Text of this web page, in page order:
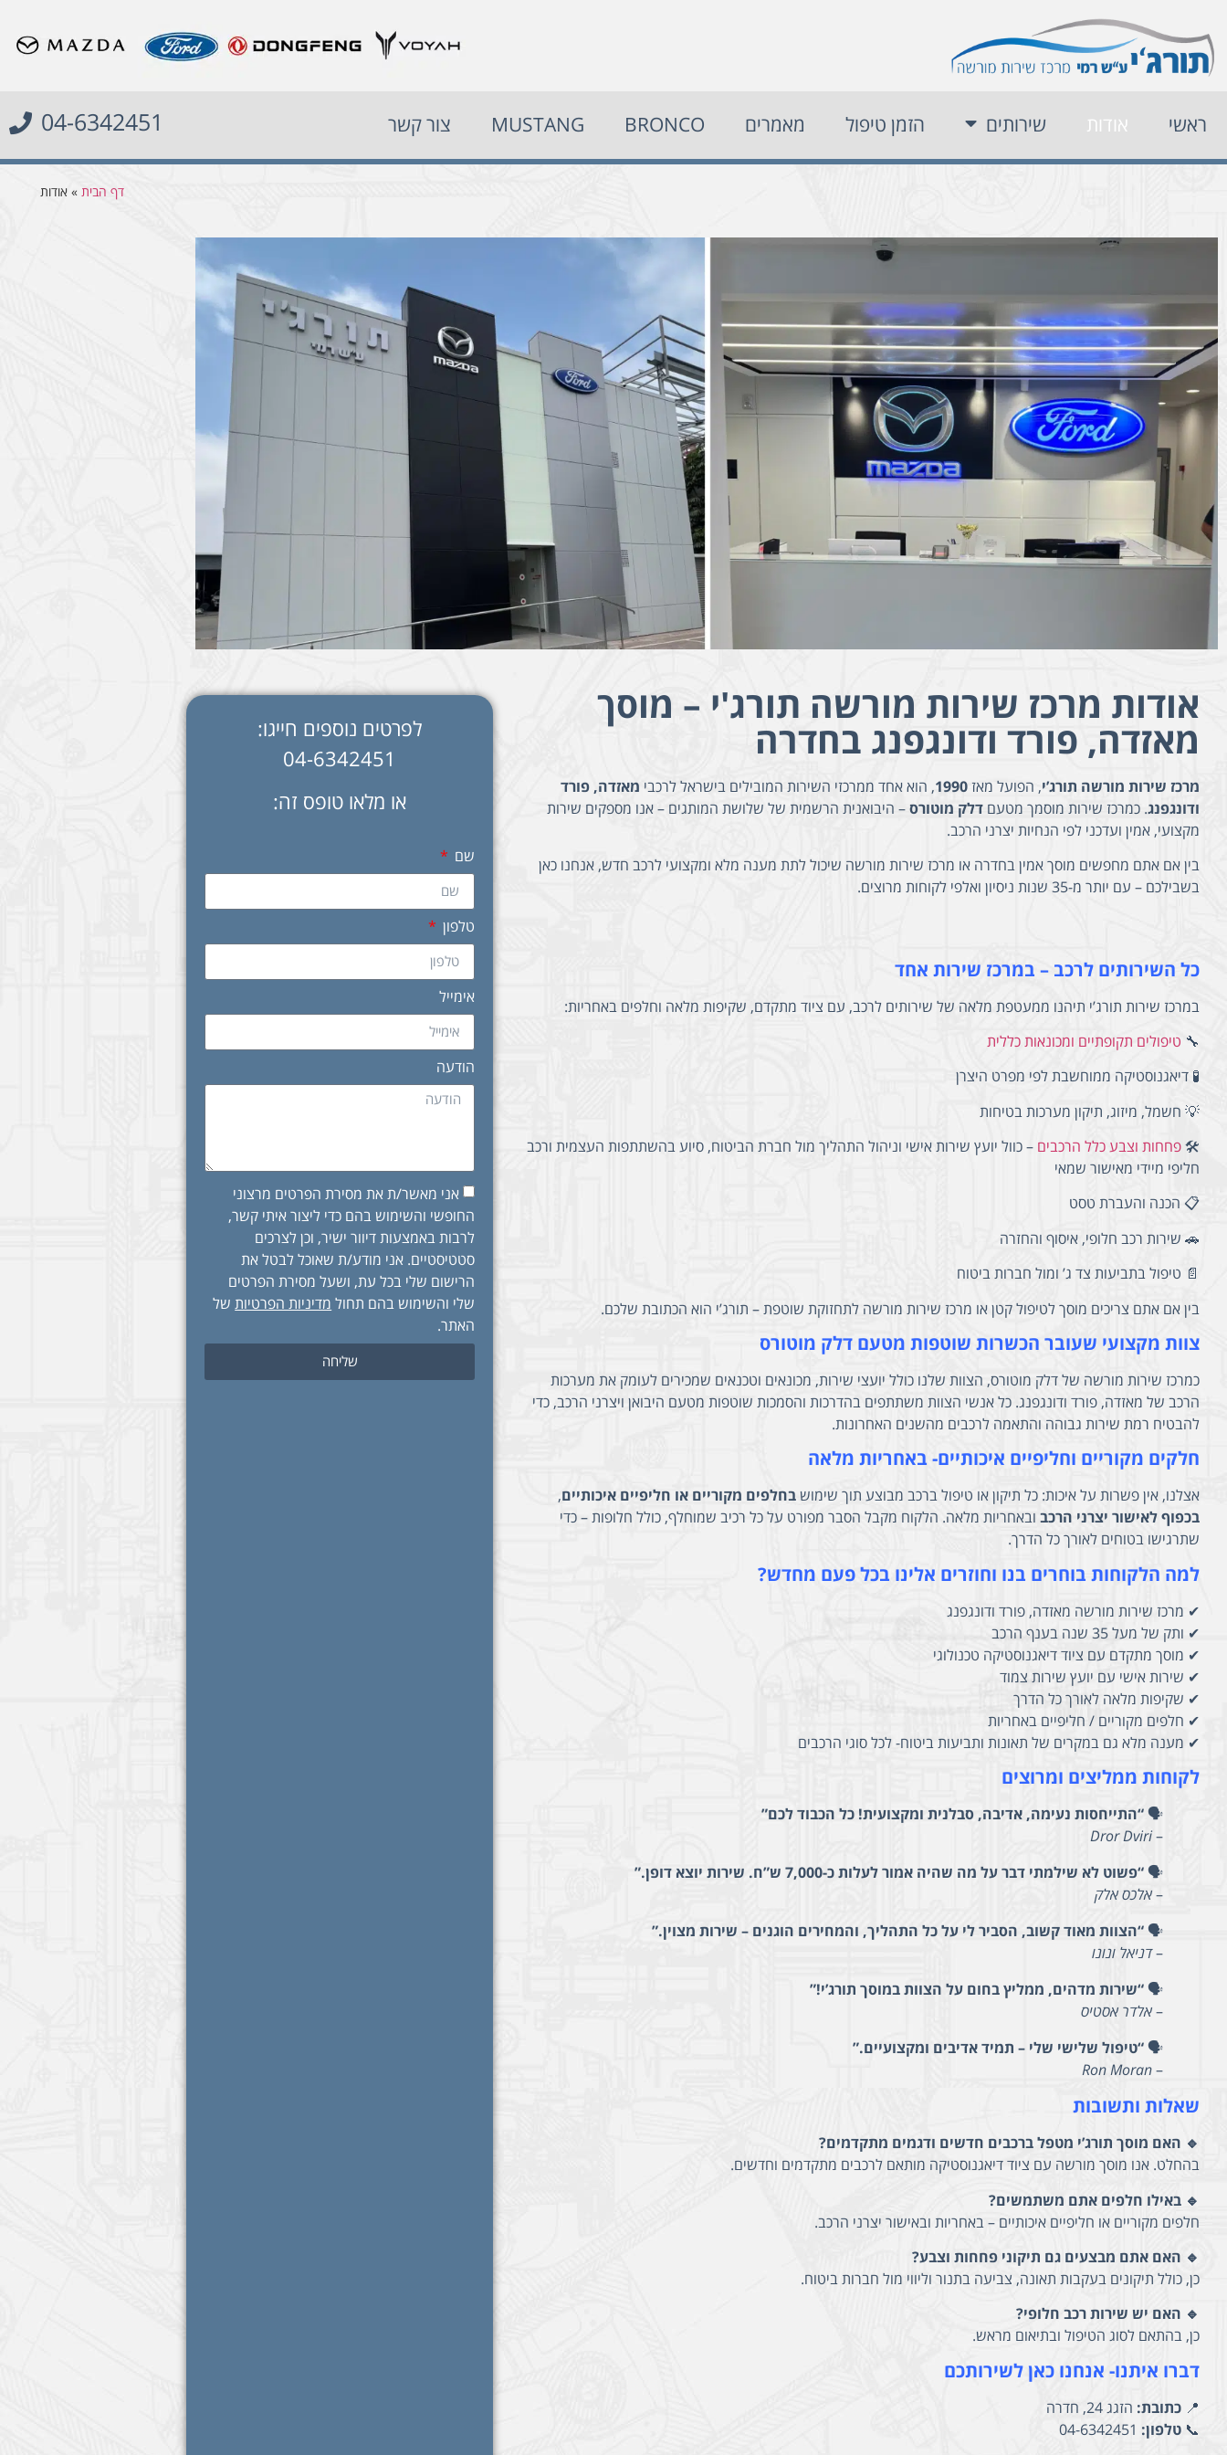
ראשי אודות שירותים הזמן טיפול מאמרים BRONCO
MUSTANG צור קשר 04-6342451
דף הבית » אודות
אודות מרכז שירות מורשה תורג'י – מוסך
מאזדה, פורד ודונגפנג בחדרה
מרכז שירות מורשה תורג’י, הפועל מאז1990, הוא אחד ממרכזי השירות המובילים בישראל לרכבי מאזדה, פורד
ודונגפנג. כמרכז שירות מוסמך מטעם דלק מוטורס– היבואנית הרשמית של שלושת המותגים – אנו מספקים שירות
מקצועי, אמין ועדכני לפי הנחיות יצרני הרכב.
בין אם אתם מחפשים מוסך אמין בחדרה או מרכז שירות מורשה שיכול לתת מענה מלא ומקצועי לרכב חדש, אנחנו כאן
בשבילכם – עם יותר מ-35 שנות ניסיון ואלפי לקוחות מרוצים.
כל השירותים לרכב – במרכז שירות אחד
במרכז שירות תורג’י תיהנו ממעטפת מלאה של שירותים לרכב, עם ציוד מתקדם, שקיפות מלאה וחלפים באחריות:
🔧 טיפולים תקופתיים ומכונאות כללית
🧪 דיאגנוסטיקה ממוחשבת לפי מפרט היצרן
💡 חשמל, מיזוג, תיקון מערכות בטיחות
🛠️פחחות וצבע כלל הרכבים – כוול יועץ שירות אישי וניהול התהליך מול חברת הביטוח, סיוע בהשתתפות העצמית ורכב
חליפי מיידי מאישור שמאי
📋 הכנה והעברת טסט
🚗 שירות רכב חלופי, איסוף והחזרה
📄 טיפול בתביעות צד ג’ ומול חברות ביטוח
בין אם אתם צריכים מוסך לטיפול קטן או מרכז שירות מורשה לתחזוקת שוטפת – תורג’י הוא הכתובת שלכם.
צוות מקצועי שעובר הכשרות שוטפות מטעם דלק מוטורס
כמרכז שירות מורשה של דלק מוטורס, הצוות שלנו כולל יועצי שירות, מכונאים וטכנאים שמכירים לעומק את מערכות
הרכב של מאזדה, פורד ודונגפנג. כל אנשי הצוות משתתפים בהדרכות והסמכות שוטפות מטעם היבואן ויצרני הרכב, כדי
להבטיח רמת שירות גבוהה והתאמה לרכבים מהשנים האחרונות.
חלקים מקוריים וחליפיים איכותיים- באחריות מלאה
אצלנו, אין פשרות על איכות: כל תיקון או טיפול ברכב מבוצע תוך שימושבחלפים מקוריים או חליפיים איכותיים,
בכפוף לאישור יצרני הרכב ובאחריות מלאה. הלקוח מקבל הסבר מפורט על כל רכיב שמוחלף, כולל חלופות – כדי
שתרגישו בטוחים לאורך כל הדרך.
למה הלקוחות בוחרים בנו וחוזרים אלינו בכל פעם מחדש?
✔ מרכז שירות מורשה מאזדה, פורד ודונגפנג
✔ ותק של מעל 35 שנה בענף הרכב
✔ מוסך מתקדם עם ציוד דיאגנוסטיקה טכנולוגי
✔ שירות אישי עם יועץ שירות צמוד
✔ שקיפות מלאה לאורך כל הדרך
✔ חלפים מקוריים / חליפיים באחריות
✔ מענה מלא גם במקרים של תאונות ותביעות ביטוח- לכל סוגי הרכבים
לקוחות ממליצים ומרוצים
🗣️“התייחסות נעימה, אדיבה, סבלנית ומקצועית! כל הכבוד לכם”
–
Dror Dviri
🗣️“פשוט לא שילמתי דבר על מה שהיה אמור לעלות כ-7,000 ש”ח. שירות יוצא דופן.”
–אלכס אלק
🗣️“הצוות מאוד קשוב, הסביר לי על כל התהליך, והמחירים הוגנים – שירות מצוין.”
–דניאל ונונו
🗣️“שירות מדהים, ממליץ בחום על הצוות במוסך תורג’י!”
–אלדר אסטיס
🗣️“טיפול שלישי שלי – תמיד אדיבים ומקצועיים.”
–
Ron Moran
שאלות ותשובות
🔹 האם מוסך תורג’י מטפל ברכבים חדשים ודגמים מתקדמים?
בהחלט. אנו מוסך מורשה עם ציוד דיאגנוסטיקה מותאם לרכבים מתקדמים וחדשים.
🔹 באילו חלפים אתם משתמשים?
חלפים מקוריים או חליפיים איכותיים – באחריות ובאישור יצרני הרכב.
🔹 האם אתם מבצעים גם תיקוני פחחות וצבע?
כן, כולל תיקונים בעקבות תאונה, צביעה בתנור וליווי מול חברות ביטוח.
🔹 האם יש שירות רכב חלופי?
כן, בהתאם לסוג הטיפול ובתיאום מראש.
דברו איתנו- אנחנו כאן לשירותכם
📍 כתובת: הזגג 24, חדרה
📞 טלפון:
לפרטים נוספים חייגו:
04-6342451
או מלאו טופס זה:
שם
טלפון
אימייל
הודעה
אני מאשר/ת את מסירת הפרטים מרצוני
החופשי והשימוש בהם כדי ליצור איתי קשר,
לרבות באמצעות דיוור ישיר, וכן לצרכים
סטטיסטיים. אני מודע/ת שאוכל לבטל את
הרישום שלי בכל עת, ושעל מסירת הפרטים
שלי והשימוש בהם תחול מדיניות הפרטיות של
האתר.
שליחה